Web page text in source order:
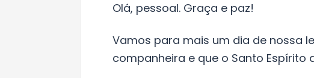
Olá, pessoal. Graça e paz!
Vamos para mais um dia de nossa
companheira e que o Santo Espírito